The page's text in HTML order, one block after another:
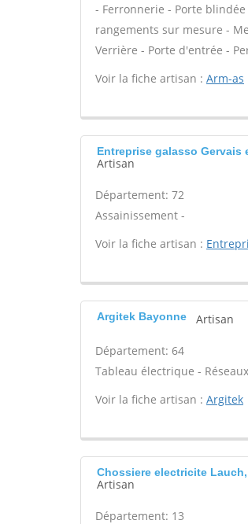
- Ferronnerie - Porte
rangements sur mesure -
Verrière - Porte d'entrée -
Voir la fiche artisan : Arm-as
Entreprise galasso Gervais
Artisan
Département: 72
Assainissement -
Voir la fiche artisan :
Argitek Bayonne Artisan
Département: 64
Tableau électrique -
Voir la fiche artisan : Argitek
Chossiere electricite
Artisan
Département: 13